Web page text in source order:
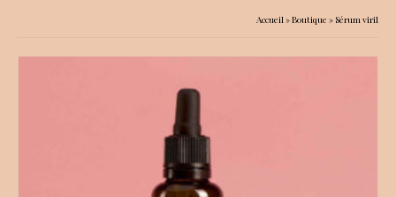
Accueil»Boutique » Sérum viril